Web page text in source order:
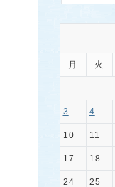
月 火
3 4
10 11
17 18
24 25